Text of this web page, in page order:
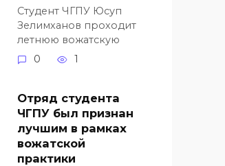
Студент ЧГПУ Юсуп
Зелимханов проходит
летнюю вожатскую
0
1
Отряд студента
ЧГПУ был признан
лучшим в рамках
вожатской
практики